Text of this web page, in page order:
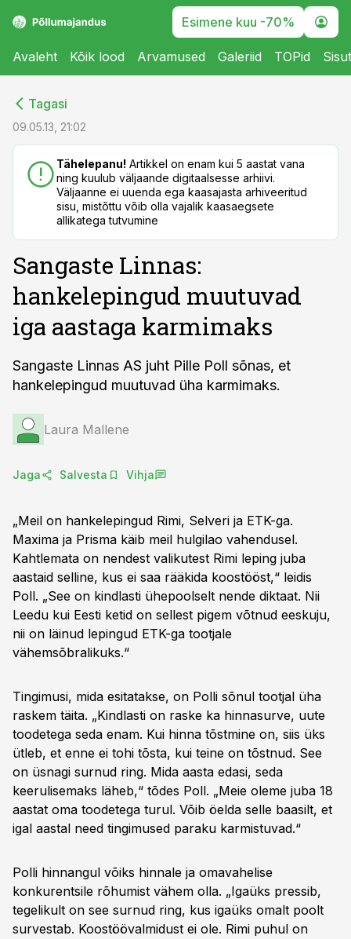
Esimene kuu -70%
Avaleht Kõik lood Arvamused Galeriid TOPid
Tagasi
09.05.13, 21:02
Tähelepanu! Artikkel on enam kui 5 aastat vana
ning kuulub väljaande digitaalsesse arhiivi.
Väljaanne ei uuenda ega kaasajasta arhiveeritud
sisu, mistõttu võib olla vajalik kaasaegsete
allikatega tutvumine
Sangaste Linnas:
hankelepingud muutuvad
iga aastaga karmimaks
Sangaste Linnas AS juht Pille Poll sõnas, et
hankelepingud muutuvad üha karmimaks.
Laura Mallene
Jaga Salvesta Vihja
„Meil on hankelepingud Rimi, Selveri ja ETK-ga.
Maxima ja Prisma käib meil hulgilao vahendusel.
Kahtlemata on nendest valikutest Rimi leping juba
aastaid selline, kus ei saa rääkida koostööst,“ leidis
Poll. „See on kindlasti ühepoolselt nende diktaat. Nii
Leedu kui Eesti ketid on sellest pigem võtnud eeskuju,
nii on läinud lepingud ETK-ga tootjale
vähemsõbralikuks.“
Tingimusi, mida esitatakse, on Polli sõnul tootjal üha
raskem täita. „Kindlasti on raske ka hinnasurve, uute
toodetega seda enam. Kui hinna tõstmine on, siis üks
ütleb, et enne ei tohi tõsta, kui teine on tõstnud. See
on üsnagi surnud ring. Mida aasta edasi, seda
keerulisemaks läheb,“ tõdes Poll. „Meie oleme juba 18
aastat oma toodetega turul. Võib öelda selle baasilt, et
igal aastal need tingimused paraku karmistuvad.“
Polli hinnangul võiks hinnale ja omavahelise
konkurentsile rõhumist vähem olla. „Igaüks pressib,
tegelikult on see surnud ring, kus igaüks omalt poolt
survestab. Koostöövalmidust ei ole. Rimi puhul on